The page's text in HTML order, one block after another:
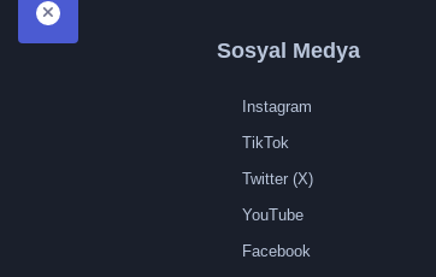
Sosyal Medya
Instagram
TikTok
Twitter (X)
YouTube
Facebook